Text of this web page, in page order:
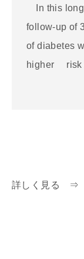
In this
follow-up of
of diabetes
higher risk
詳しく見る ⇒